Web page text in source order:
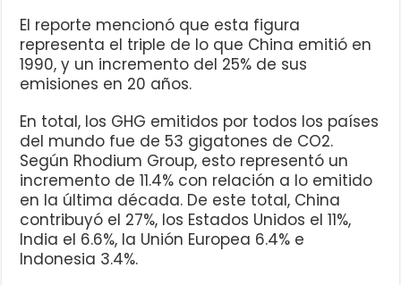
El reporte mencionó que esta figura
representa el triple de lo que China emitió en
1990, y un incremento del 25% de sus
emisiones en 20 años.
En total, los GHG emitidos por todos los países
del mundo fue de 53 gigatones de CO2.
Según Rhodium Group, esto representó un
incremento de 11.4% con relación a lo emitido
en la última década. De este total, China
contribuyó el 27%, los Estados Unidos el 11%,
India el 6.6%, la Unión Europea 6.4% e
Indonesia 3.4%.